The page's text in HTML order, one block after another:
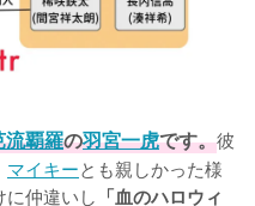
流覇羅の羽宮一虎です。彼
マイキーとも親しかった様
仲違いし 「血のハロウィ